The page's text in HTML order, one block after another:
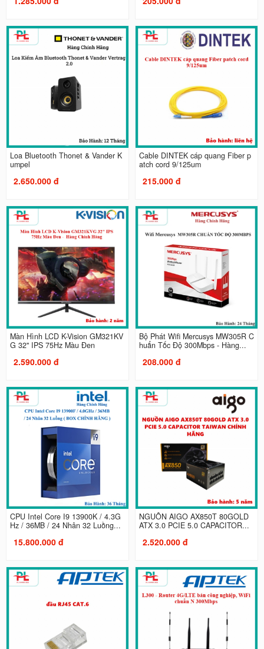
Loa Bluetooth Thonet & Vander K
umpel
2.650.000 đ
Cable DINTEK cáp quang Fiber p
atch cord 9/125um
215.000 đ
Màn Hình LCD K-Vision GM321KV
G 32" IPS 75Hz Màu Đen
2.590.000 đ
Bộ Phát Wifi Mercusys MW305R C
huẩn Tốc Độ 300Mbps - Hàng...
208.000 đ
CPU Intel Core I9 13900K / 4.3G
Hz / 36MB / 24 Nhân 32 Luồng...
15.800.000 đ
NGUỒN AIGO AX850T 80GOLD
ATX 3.0 PCIE 5.0 CAPACITOR...
2.520.000 đ